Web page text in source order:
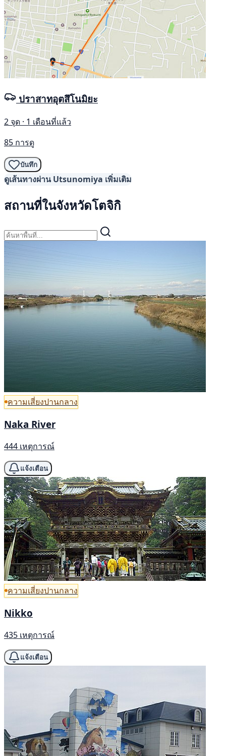
ปราสาทอุตสึโนมิยะ
2 จุด · 1 เดือนที่แล้ว
85 การดู
บันทึก
ดูเส้นทางผ่าน Utsunomiya เพิ่มเติม
สถานที่ในจังหวัดโตจิกิ
ความเสี่ยงปานกลาง
Naka River
444 เหตุการณ์
แจ้งเตือน
ความเสี่ยงปานกลาง
Nikko
435 เหตุการณ์
แจ้งเตือน